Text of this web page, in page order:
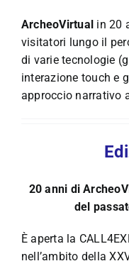
ArcheoVirtual in 20
visitatori lungo il
di varie tecnologie
interazione touch e
approccio narrativo
20 anni di
del
È aperta la
nell’ambito della